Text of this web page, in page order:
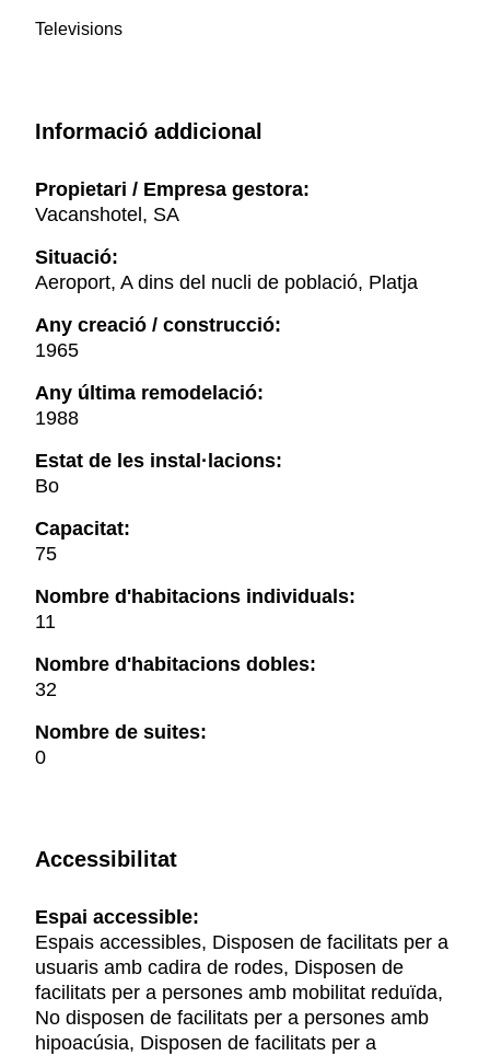
Televisions
Informació addicional
Propietari / Empresa gestora:
Vacanshotel, SA
Situació:
Aeroport, A dins del nucli de població, Platja
Any creació / construcció:
1965
Any última remodelació:
1988
Estat de les instal·lacions:
Bo
Capacitat:
75
Nombre d'habitacions individuals:
11
Nombre d'habitacions dobles:
32
Nombre de suites:
0
Accessibilitat
Espai accessible:
Espais accessibles, Disposen de facilitats per a
usuaris amb cadira de rodes, Disposen de
facilitats per a persones amb mobilitat reduïda,
No disposen de facilitats per a persones amb
hipoacúsia, Disposen de facilitats per a